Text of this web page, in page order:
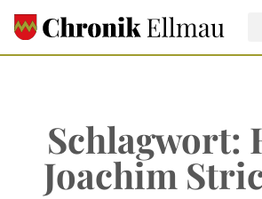
Schlagwort:
Joachim